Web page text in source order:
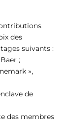
des
suivants :
;
»,
de
des membres